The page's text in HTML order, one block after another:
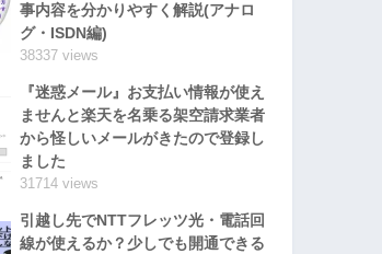
事内容を分かりやすく解説(アナロ
グ・ISDN編)
38337 views
『迷惑メール』お支払い情報が使え
ませんと楽天を名乗る架空請求業者
から怪しいメールがきたので登録し
ました
31714 views
引越し先でNTTフレッツ光・電話回
線が使えるか？少しでも開通できる